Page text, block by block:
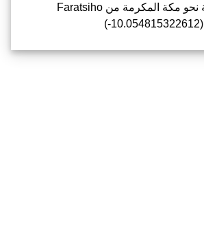
إتجاه القبلة نحو مكة المكرمة من Faratsiho
(-10.054815322612)